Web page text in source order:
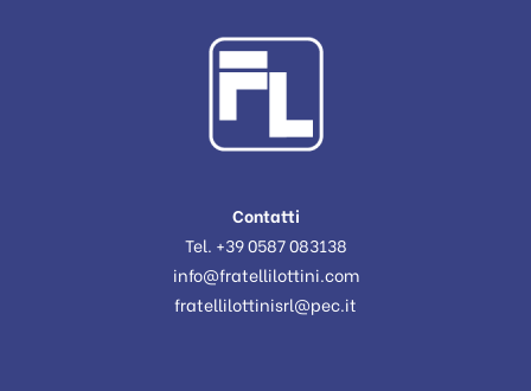
Contatti
Tel. +39 0587 083138
info@fratellilottini.com
fratellilottinisrl@pec.it